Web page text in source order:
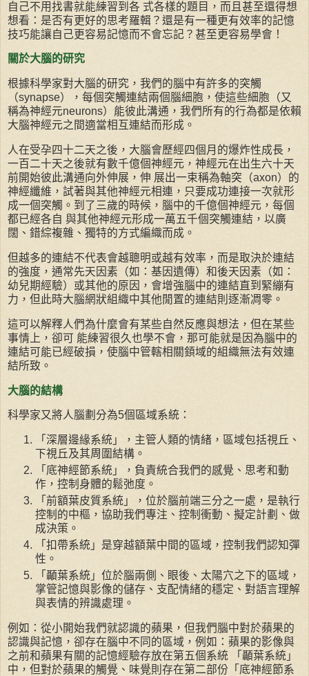
自己不用找書就能練習到各 式各樣的題目，而且甚至還得想
想看：是否有更好的思考羅輯？還是有一種更有效率的記憶
技巧能讓自己更容易記憶而不會忘記？甚至更容易學會！
關於大腦的研究
根據科學家對大腦的研究，我們的腦中有許多的突觸
（synapse），每個突觸連結兩個腦細胞，使這些細胞（又
稱為神經元neurons）能彼此溝通，我們所有的行為都是依賴
大腦神經元之間適當相互連結而形成。
人在受孕四十二天之後，大腦會歷經四個月的爆炸性成長，
一百二十天之後就有數千億個神經元，神經元在出生六十天
前開始彼此溝通向外伸展，伸 展出一束稱為軸突（axon）的
神經纖維，試著與其他神經元相連，只要成功連接一次就形
成一個突觸。到了三歲的時候，腦中的千億個神經元，每個
都已經各自 與其他神經元形成一萬五千個突觸連結，以廣
闊、錯綜複雜、獨特的方式編織而成。
但越多的連結不代表會越聰明或越有效率，而是取決於連結
的強度，通常先天因素（如：基因遺傳）和後天因素（如：
幼兒期經驗）或其他的原因，會增強腦中的連結直到緊繃有
力，但此時大腦網狀組織中其他閒置的連結則逐漸凋零。
這可以解釋人們為什麼會有某些自然反應與想法，但在某些
事情上，卻可 能練習很久也學不會，那可能就是因為腦中的
連結可能已經破損，使腦中管轄相關顉域的組織無法有效連
結所致。
大腦的結構
科學家又將人腦劃分為5個區域系統：
「深層邊緣系統」，主管人類的情緒，區域包括視丘、
下視丘及其周圍結構。
「底神經節系統」，負責統合我們的感覺、思考和動
作，控制身體的鬆弛度。
「前額葉皮質系統」，位於腦前端三分之一處，是執行
控制的中樞，協助我們專注、控制衝動、擬定計劃、做
成決策。
「扣帶系統」是穿越額葉中間的區域，控制我們認知彈
性。
「顳葉系統」位於腦兩側、眼後、太陽穴之下的區域，
掌管記憶與影像的儲存、支配情緒的穩定、對語言理解
與表情的辨識處理。
例如：從小開始我們就認識的蘋果，但我們腦中對於蘋果的
認識與記憶，卻存在腦中不同的區域，例如：蘋果的影像與
之前和蘋果有關的記憶經驗存放在第五個系統 「顳葉系統」
中，但對於蘋果的觸覺、味覺則存在第二部份「底神經節系